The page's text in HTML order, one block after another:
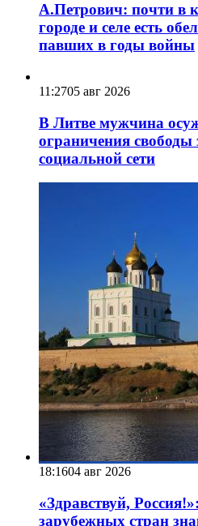
А.Петрович: почти в
городе и селе есть
павших в годы войны
11:2705 авг 2026
В Литве мужчина
ограничения
социальной сети
18:1604 авг 2026
«Здравствуй,
зарубежных стран